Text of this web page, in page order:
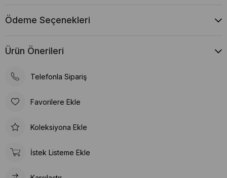
Ödeme Seçenekleri
Ürün Önerileri
Telefonla Sipariş
Favorilere Ekle
Koleksiyona Ekle
İstek Listeme Ekle